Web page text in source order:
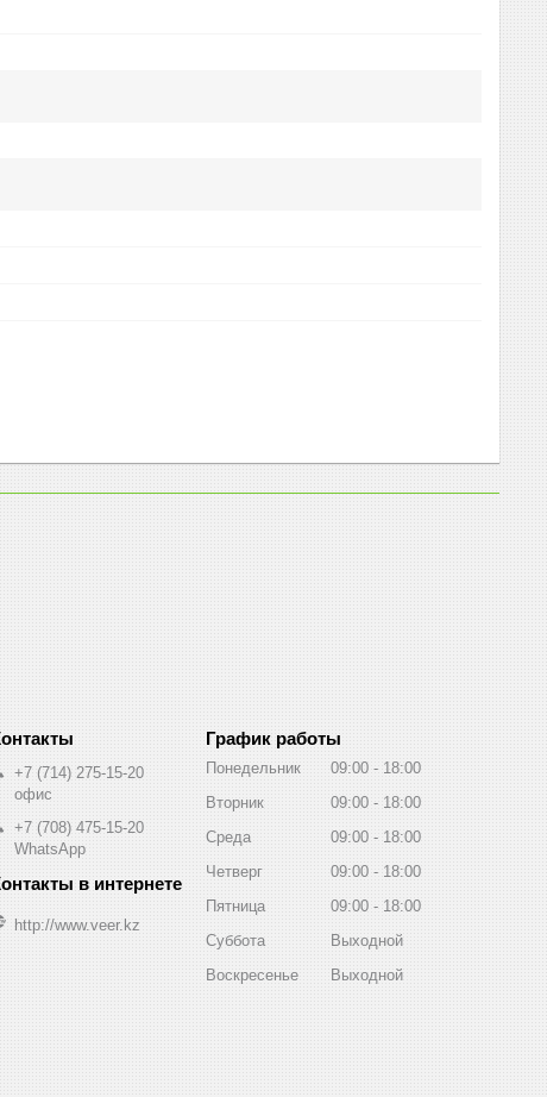
+7 (714) 275-15-20
офис
+7 (708) 475-15-20
WhatsApp
http://www.veer.kz
График работы
Понедельник 09:00
18:00
Вторник
09:00
18:00
Среда
09:00
18:00
Четверг
09:00
18:00
Пятница
09:00
18:00
Суббота
Выходной
Воскресенье
Выходной